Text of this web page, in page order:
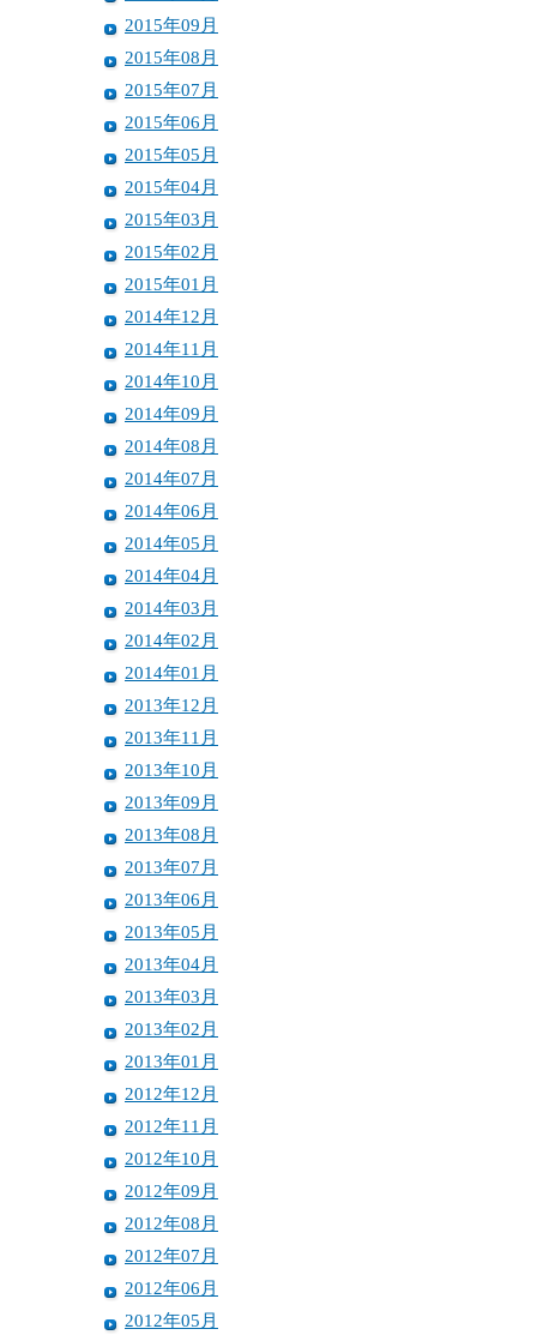
2015年09月
2015年08月
2015年07月
2015年06月
2015年05月
2015年04月
2015年03月
2015年02月
2015年01月
2014年12月
2014年11月
2014年10月
2014年09月
2014年08月
2014年07月
2014年06月
2014年05月
2014年04月
2014年03月
2014年02月
2014年01月
2013年12月
2013年11月
2013年10月
2013年09月
2013年08月
2013年07月
2013年06月
2013年05月
2013年04月
2013年03月
2013年02月
2013年01月
2012年12月
2012年11月
2012年10月
2012年09月
2012年08月
2012年07月
2012年06月
2012年05月